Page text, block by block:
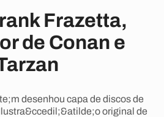
Frazetta,
de Conan e
desenhou capa de discos de
original de